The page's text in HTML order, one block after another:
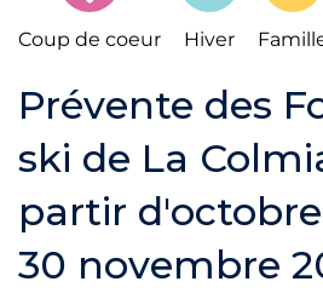
Coup de coeur Hiver
Prévente des
ski de La
partir
30 novembre